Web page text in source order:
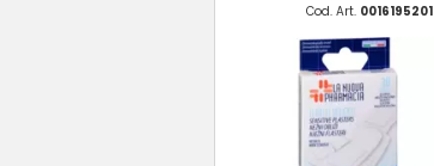
Cod. Art. 0016195201